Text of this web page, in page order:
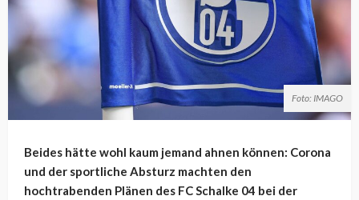
Foto: IMAGO
Beides hätte wohl kaum jemand ahnen können: Corona
und der sportliche Absturz machten den
hochtrabenden Plänen des FC Schalke 04 bei der